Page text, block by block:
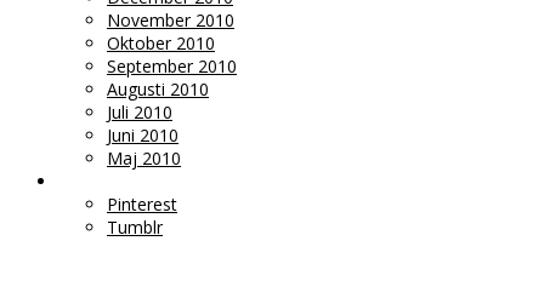
November 2010
Oktober 2010
September 2010
Augusti 2010
Juli 2010
Juni 2010
Maj 2010
Pinterest
Tumblr